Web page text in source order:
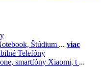
Štúdium ... viac
Telefóny
smartfóny Xiaomi, t ...